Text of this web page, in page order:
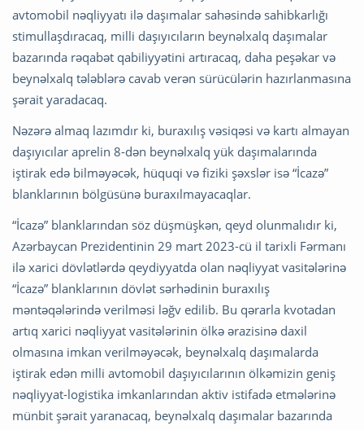
avtomobil nəqliyyatı ilə daşımalar sahəsində sahibkarlığı
stimullaşdıracaq, milli daşıyıcıların beynəlxalq daşımalar
bazarında rəqabət qabiliyyətini artıracaq, daha peşəkar və
beynəlxalq tələblərə cavab verən sürücülərin hazırlanmasına
şərait yaradacaq.
Nəzərə almaq lazımdır ki, buraxılış vəsiqəsi və kartı almayan
daşıyıcılar aprelin 8-dən beynəlxalq yük daşımalarında
iştirak edə bilməyəcək, hüquqi və fiziki şəxslər isə “İcazə”
blanklarının bölgüsünə buraxılmayacaqlar.
“İcazə” blanklarından söz düşmüşkən, qeyd olunmalıdır ki,
Azərbaycan Prezidentinin 29 mart 2023-cü il tarixli Fərmanı
ilə xarici dövlətlərdə qeydiyyatda olan nəqliyyat vasitələrinə
“İcazə” blanklarının dövlət sərhədinin buraxılış
məntəqələrində verilməsi ləğv edilib. Bu qərarla kvotadan
artıq xarici nəqliyyat vasitələrinin ölkə ərazisinə daxil
olmasına imkan verilməyəcək, beynəlxalq daşımalarda
iştirak edən milli avtomobil daşıyıcılarının ölkəmizin geniş
nəqliyyat-logistika imkanlarından aktiv istifadə etmələrinə
münbit şərait yaranacaq, beynəlxalq daşımalar bazarında